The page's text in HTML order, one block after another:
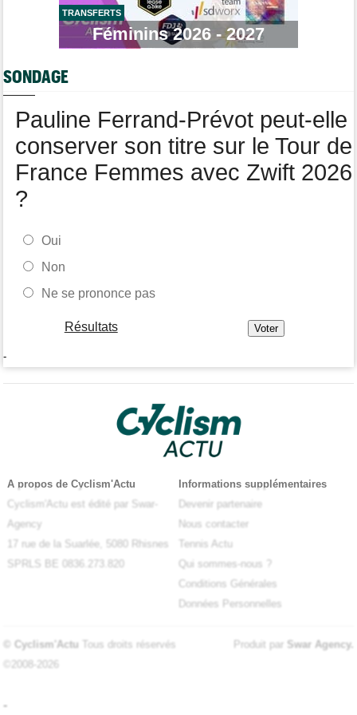
Tour de Pologne
Bart Lemmen fait coup double sur la 4e étape, UAE déçoit !
pour 1 an
Felix Gall remporte la 3e étape et prend les commandes du
général
TRANSFERTS
Féminins 2026 - 2027
SONDAGE
Pauline Ferrand-Prévot peut-elle
conserver son titre sur le Tour de
France Femmes avec Zwift 2026
?
Oui
Non
Ne se prononce pas
Résultats
-
A propos de Cyclism'Actu
Cyclism'Actu est édité par Swar-
Agency
17 rue de la Suarlée, 5080 Rhisnes
SPRLS BE 0836.273.820
Informations supplémentaires
Devenir partenaire
Nous contacter
Tennis Actu
Qui sommes-nous ?
Conditions Générales
Données Personnelles
© Cyclism'Actu Tous droits réservés
©2008-2026
Produit par Swar Agency.
-